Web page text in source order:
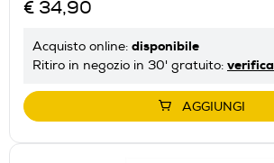
€ 34,90
Acquisto online: disponibile
Ritiro in negozio in 30' gratuito: verifica
AGGIUNGI